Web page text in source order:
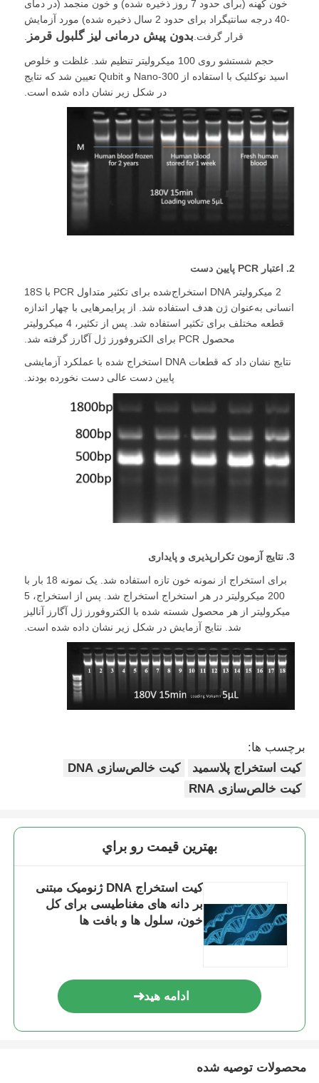
بازدید از کارخانه
کنترل کیفیت
با ما تماس بگیرید
استخراج اسید نوکلئیک مهره‌های مغناطیسی
کیت استخراج DNA / RNA
گره های مغناطیسی NGS
مهره‌های مغناطیسی مرتب‌سازی سلولی
خالص‌سازی پروتئین با مهره‌های مغناطیسی
خون کهنه (برای حدود 7 روز ذخیره شده) و خون منجمد (در دمای
-40 درجه سانتیگراد برای حدود 2 سال ذخیره شده) مورد آزمایش
قرار گرفت. بدون پیش درمانی لیز گلبول قرمز
حجم شستشو روی 100 میکرولیتر تنظیم شد. غلظت و خلوص
اسید نوکلئیک با استفاده از Nano-300 و Qubit تعیین شد که نتایج
در شکل زیر نشان داده شده است.
2. اعتبار PCR پایین دست
2 میکرولیتر DNA استخراج‌شده برای تکثیر متداول PCR با 18S
انسانی به‌عنوان ژن هدف استفاده شد. از پرایمرهایی با چهار اندازه
قطعه مختلف برای تکثیر استفاده شد. پس از تکثیر، 4 میکرولیتر
محصول PCR برای الکتروفورز ژل آگارز گرفته شد.
نتایج نشان داد که قطعات DNA استخراج شده با عملکرد آزمایشی
پایین دست عالی دست نخورده بودند.
3. نتایج آزمون تکرارپذیری و پایداری
برای استخراج از نمونه خون تازه استفاده شد. یک نمونه 18 بار با
200 میکرولیتر در هر استخراج استخراج شد. پس از استخراج، 5
میکرولیتر از هر محصول شسته شده با الکتروفورز ژل آگارز آنالیز
شد. نتایج آزمایش در شکل زیر نشان داده شده است.
برچسب ها:
کیت استخراج پلاسمید
کیت خالص‌سازی DNA
کیت خالص‌سازی RNA
بهترين قيمت رو براي
کیت استخراج DNA ژنومیک مبتنی
بر دانه های مغناطیسی برای کل
خون، سلول ها و بافت ها
ادامه هید
محصولات توصیه شده